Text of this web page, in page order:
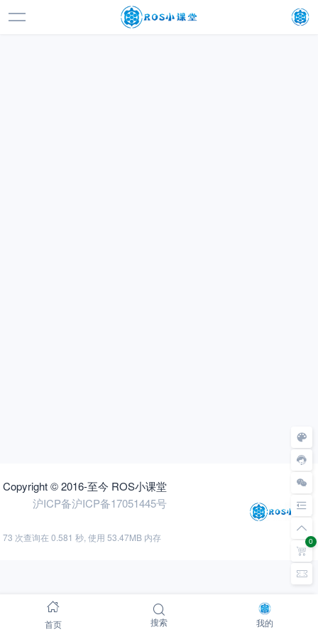
0
Copyright © 2016-至今 ROS小课堂
沪ICP备沪ICP备17051445号
73 次查询在 0.581 秒, 使用 53.47MB 内存
首页 搜索 我的